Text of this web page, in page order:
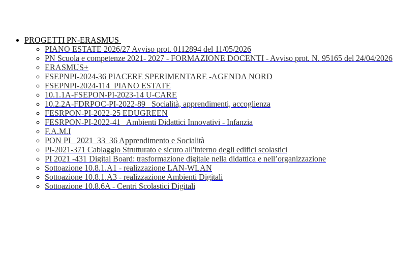
PROGETTI PN-ERASMUS
PIANO ESTATE 2026/27 Avviso prot. 0112894 del 11/05/2026
PN Scuola e competenze 2021- 2027 - FORMAZIONE DOCENTI - Avviso prot. N. 95165 del 24/04/2026
ERASMUS+
FSEPNPI-2024-36 PIACERE SPERIMENTARE -AGENDA NORD
FSEPNPI-2024-114_PIANO ESTATE
10.1.1A-FSEPON-PI-2023-14 U-CARE
10.2.2A-FDRPOC-PI-2022-89_ Socialità, apprendimenti, accoglienza
FESRPON-PI-2022-25 EDUGREEN
FESRPON-PI-2022-41_ Ambienti Didattici Innovativi - Infanzia
F.A.M.I
PON PI_ 2021_33_36 Apprendimento e Socialità
PI-2021-371 Cablaggio Strutturato e sicuro all'interno degli edifici scolastici
PI 2021 -431 Digital Board: trasformazione digitale nella didattica e nell’organizzazione
Sottoazione 10.8.1.A1 - realizzazione LAN-WLAN
Sottoazione 10.8.1.A3 - realizzazione Ambienti Digitali
Sottoazione 10.8.6A - Centri Scolastici Digitali